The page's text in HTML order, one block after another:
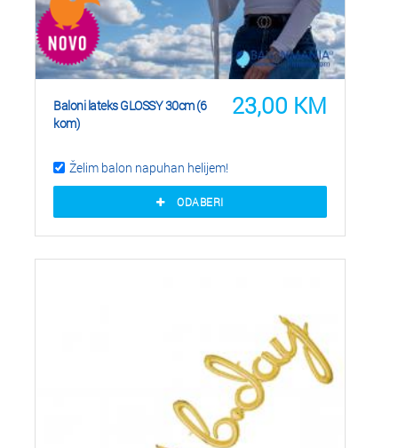
23,00 KM
Baloni lateks GLOSSY 30cm (6
kom)
Želim balon napuhan helijem!
ODABERI